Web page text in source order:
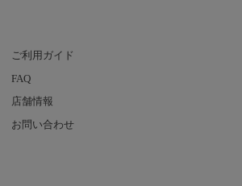
ご利用ガイド
FAQ
店舗情報
お問い合わせ